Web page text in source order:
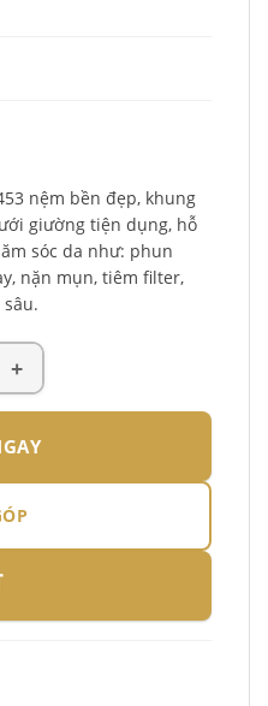
nệm bền đẹp, khung
giường tiện dụng, hỗ
sóc da như: phun
nặn mụn, tiêm filter,